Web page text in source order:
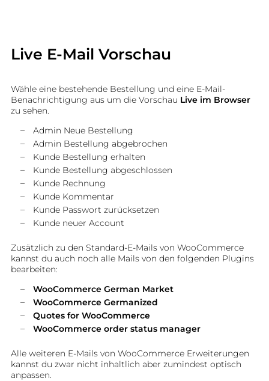
Live E-Mail Vorschau
Wähle eine bestehende Bestellung und eine E-Mail-
Benachrichtigung aus um die Vorschau Live im Browser
zu sehen.
Admin Neue Bestellung
Admin Bestellung abgebrochen
Kunde Bestellung erhalten
Kunde Bestellung abgeschlossen
Kunde Rechnung
Kunde Kommentar
Kunde Passwort zurücksetzen
Kunde neuer Account
Zusätzlich zu den Standard-E-Mails von WooCommerce
kannst du auch noch alle Mails von den folgenden Plugins
bearbeiten:
WooCommerce German Market
WooCommerce Germanized
Quotes for WooCommerce
WooCommerce order status manager
Alle weiteren E-Mails von WooCommerce Erweiterungen
kannst du zwar nicht inhaltlich aber zumindest optisch
anpassen.